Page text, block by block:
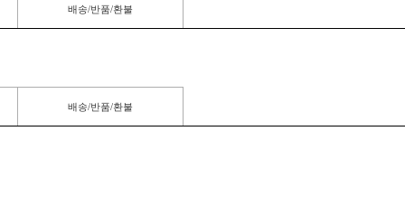
배송/반품/환불
배송/반품/환불